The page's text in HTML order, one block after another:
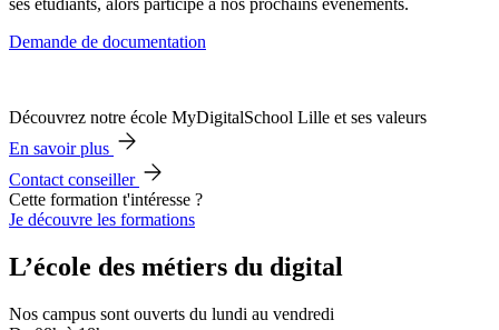
ses étudiants, alors participe à nos prochains évènements.
Demande de documentation
Découvrez notre école MyDigitalSchool Lille et ses valeurs
En savoir plus
Contact conseiller
Cette formation t'intéresse ?
Je découvre les formations
L’école des métiers du digital
Nos campus sont ouverts du lundi au vendredi